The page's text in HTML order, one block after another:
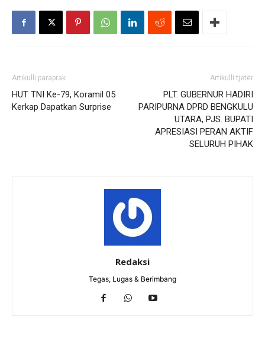
Artikulli paraprak
HUT TNI Ke-79, Koramil 05
Kerkap Dapatkan Surprise
Artikulli tjetër
PLT. GUBERNUR HADIRI
PARIPURNA DPRD BENGKULU
UTARA, PJS. BUPATI
APRESIASI PERAN AKTIF
SELURUH PIHAK
Redaksi
Tegas, Lugas & Berimbang